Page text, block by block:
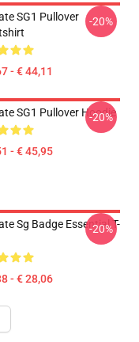
SG1 Pullover
- € 44,11
-20%
SG1 Pullover Hoodie
- € 45,95
-20%
Sg Badge Essential T-
- € 28,06
-20%